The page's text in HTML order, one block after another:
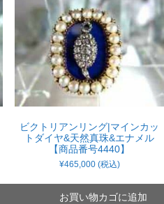
ビクトリアンリング|マインカッ
トダイヤ&天然真珠&エナメル
【商品番号4440】
¥465,000 (税込)
お買い物カゴに追加